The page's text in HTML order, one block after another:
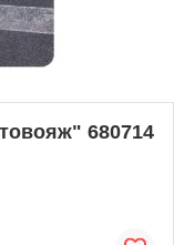
680714